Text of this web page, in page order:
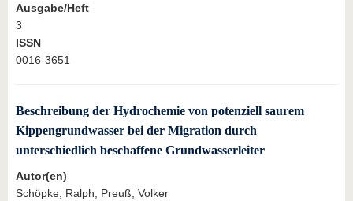
Ausgabe/Heft
3
ISSN
0016-3651
Beschreibung der Hydrochemie von potenziell saurem
Kippengrundwasser bei der Migration durch
unterschiedlich beschaffene Grundwasserleiter
Autor(en)
Schöpke, Ralph, Preuß, Volker